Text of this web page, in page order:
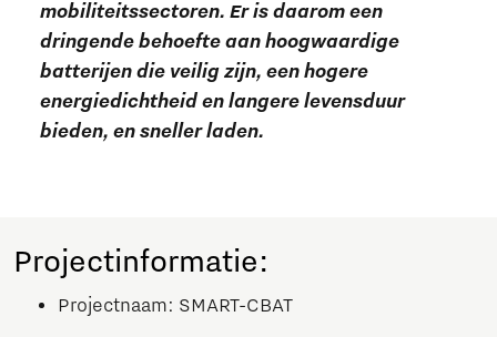
mobiliteitssectoren. Er is daarom een
dringende behoefte aan hoogwaardige
batterijen die veilig zijn, een hogere
energiedichtheid en langere levensduur
bieden, en sneller laden.
Projectinformatie:
Projectnaam: SMART-CBAT